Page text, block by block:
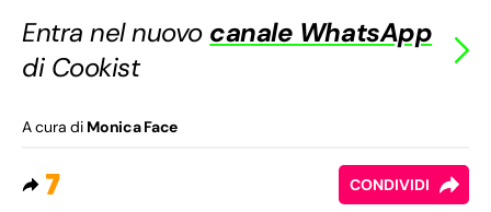
Entra nel nuovo canale WhatsApp
di Cookist
A cura di Monica Face
7 CONDIVIDI